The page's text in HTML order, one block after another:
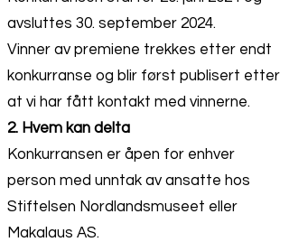
avsluttes 30. september 2024.
Vinner av premiene trekkes etter endt
konkurranse og blir først publisert etter
at vi har fått kontakt med vinnerne.
2. Hvem kan delta
Konkurransen er åpen for enhver
person med unntak av ansatte hos
Stiftelsen Nordlandsmuseet eller
Makalaus AS.